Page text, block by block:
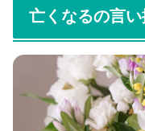
亡くなるの言